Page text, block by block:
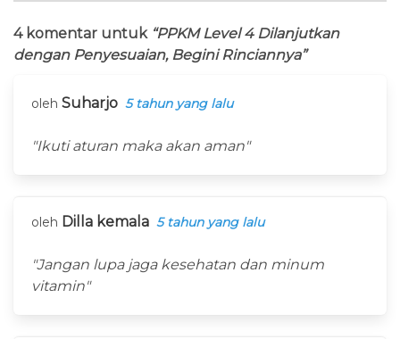
4 komentar untuk “PPKM Level 4 Dilanjutkan
dengan Penyesuaian, Begini Rinciannya”
oleh Suharjo 5 tahun yang lalu
"Ikuti aturan maka akan aman"
oleh Dilla kemala 5 tahun yang lalu
"Jangan lupa jaga kesehatan dan minum
vitamin"